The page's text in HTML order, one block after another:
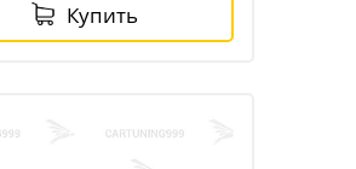
Купить